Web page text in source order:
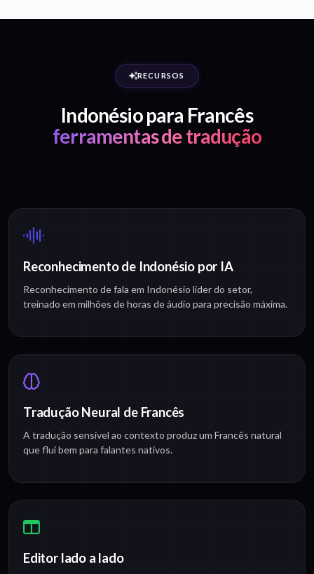
RECURSOS
Indonésio para Francês
ferramentas de tradução
Reconhecimento de Indonésio por IA
Reconhecimento de fala em Indonésio líder do setor,
treinado em milhões de horas de áudio para precisão máxima.
Tradução Neural de Francês
A tradução sensível ao contexto produz um Francês natural
que flui bem para falantes nativos.
Editor lado a lado